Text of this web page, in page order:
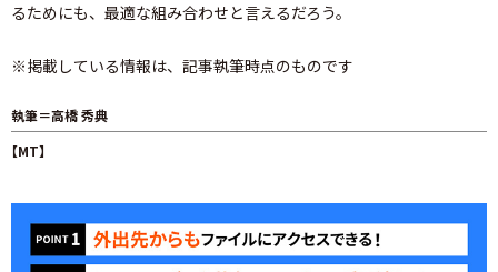
るためにも、最適な組み合わせと言えるだろう。
※掲載している情報は、記事執筆時点のものです
執筆＝高橋 秀典
【MT】